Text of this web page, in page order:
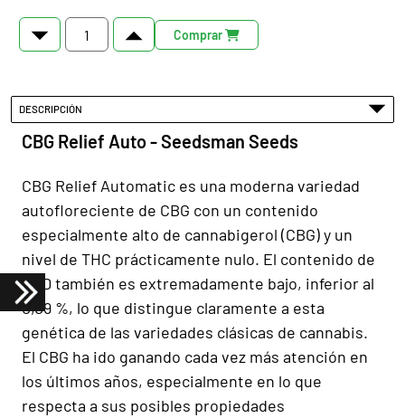
Comprar
DESCRIPCIÓN
CBG Relief Auto - Seedsman Seeds
CBG Relief Automatic es una moderna variedad
autofloreciente de CBG con un contenido
especialmente alto de cannabigerol (CBG) y un
nivel de THC prácticamente nulo. El contenido de
CBD también es extremadamente bajo, inferior al
0,09 %, lo que distingue claramente a esta
genética de las variedades clásicas de cannabis.
El CBG ha ido ganando cada vez más atención en
los últimos años, especialmente en lo que
respecta a sus posibles propiedades